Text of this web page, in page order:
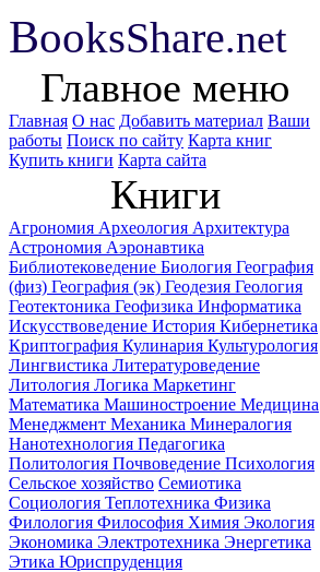
BooksShare.net
Главное меню
Главная О нас Добавить материал Ваши
работы Поиск по сайту Карта книг
Купить книги Карта сайта
Книги
Агрономия Археология Архитектура
Астрономия Аэронавтика
Библиотековедение Биология География
(физ) География (эк) Геодезия Геология
Геотектоника Геофизика Информатика
Искусствоведение История Кибернетика
Криптография Кулинария Культурология
Лингвистика Литературоведение
Литология Логика Маркетинг
Математика Машиностроение Медицина
Менеджмент Механика Минералогия
Нанотехнология Педагогика
Политология Почвоведение Психология
Сельское хозяйство Семиотика
Социология Теплотехника Физика
Филология Философия Химия Экология
Экономика Электротехника Энергетика
Этика Юриспруденция